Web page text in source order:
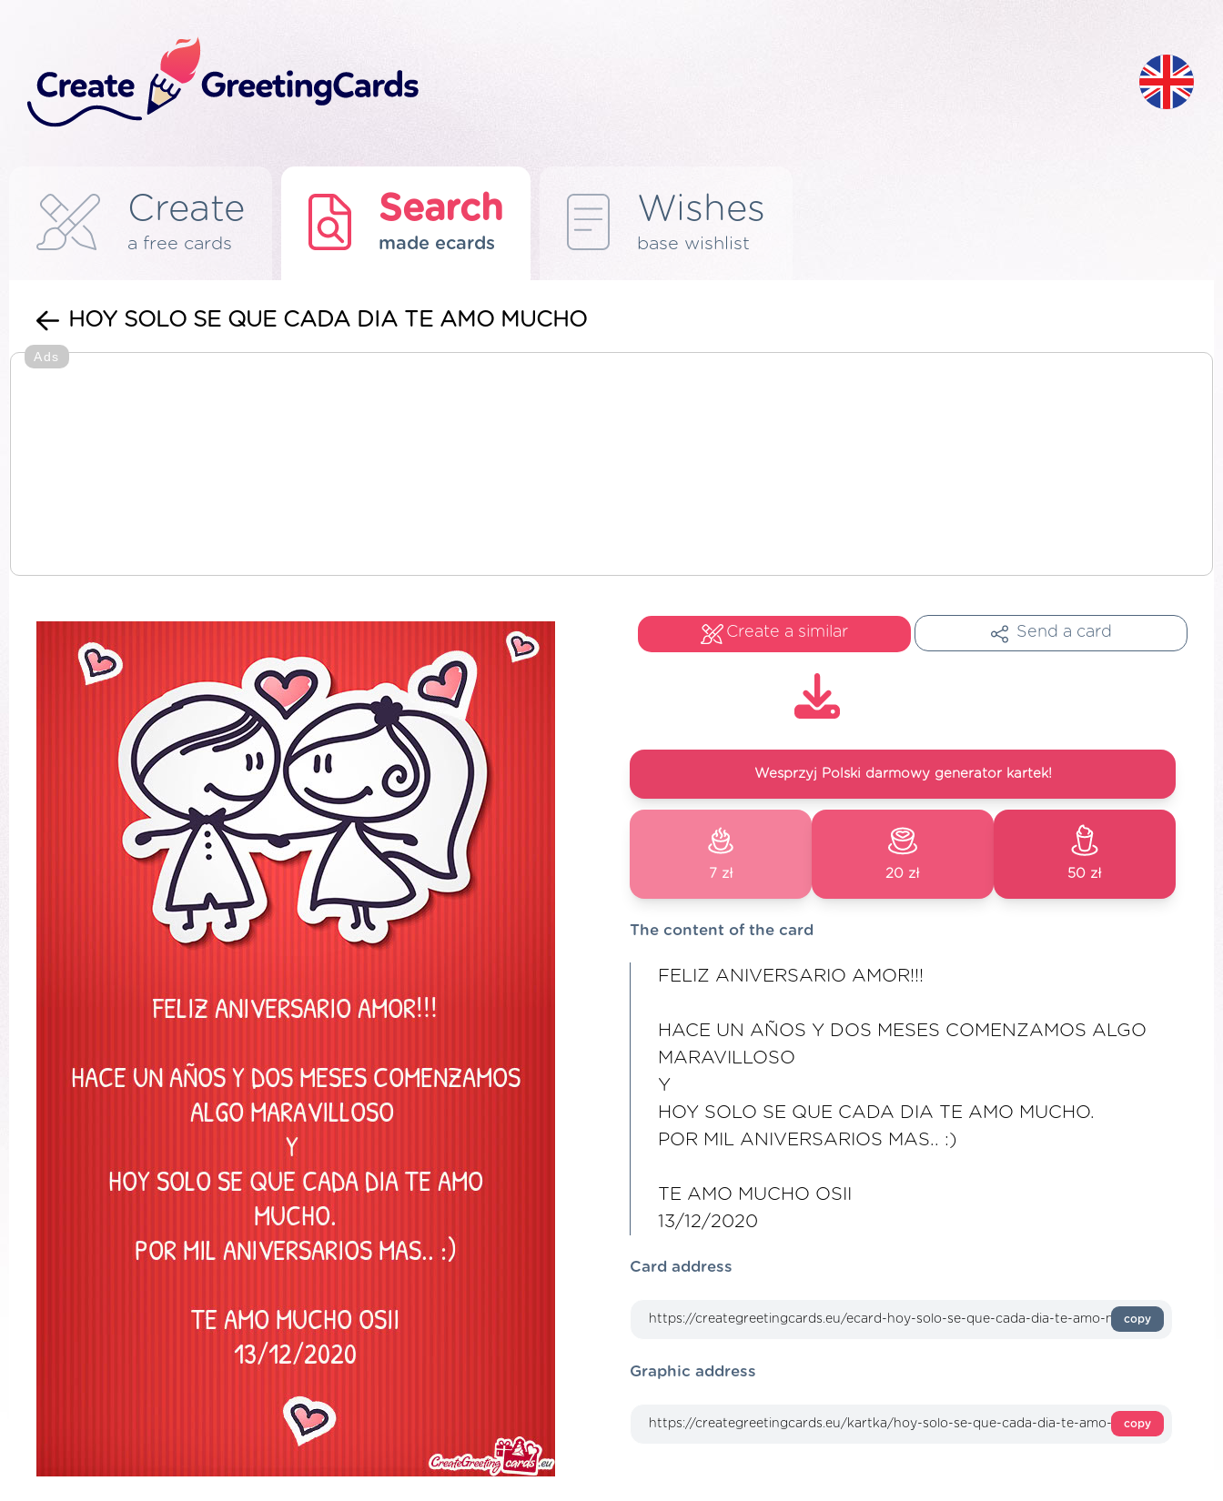
Create
a free cards
Search
made ecards
Wishes
base wishlist
HOY SOLO SE QUE CADA DIA TE AMO MUCHO
Ads
Create a similar Send a card
Wesprzyj Polski darmowy generator kartek!
7 zł 20 zł 50 zł
The content of the card
FELIZ ANIVERSARIO AMOR!!!
HACE UN AÑOS Y DOS MESES COMENZAMOS ALGO
MARAVILLOSO
Y
HOY SOLO SE QUE CADA DIA TE AMO MUCHO.
POR MIL ANIVERSARIOS MAS.. :)
TE AMO MUCHO OSII
13/12/2020
Card address
copy
Graphic address
copy